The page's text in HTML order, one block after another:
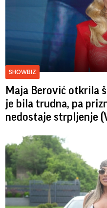
SHOWBIZ
Maja Berović otkrila
je bila trudna, pa
nedostaje strpljenje